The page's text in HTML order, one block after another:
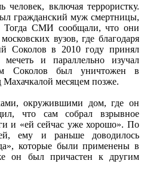
человек, включая террористку.
гражданский муж смертницы,
Тогда СМИ сообщали, что они
вузов, где благодаря
Соколов в 2010 году принял
и параллельно изучал
Соколов был уничтожен в
Махачкалой месяцем позже.
окружившими дом, где он
что сам собрал взрывное
и «ей сейчас уже хорошо». По
ему и раньше доводилось
которые были применены в
он был причастен к другим